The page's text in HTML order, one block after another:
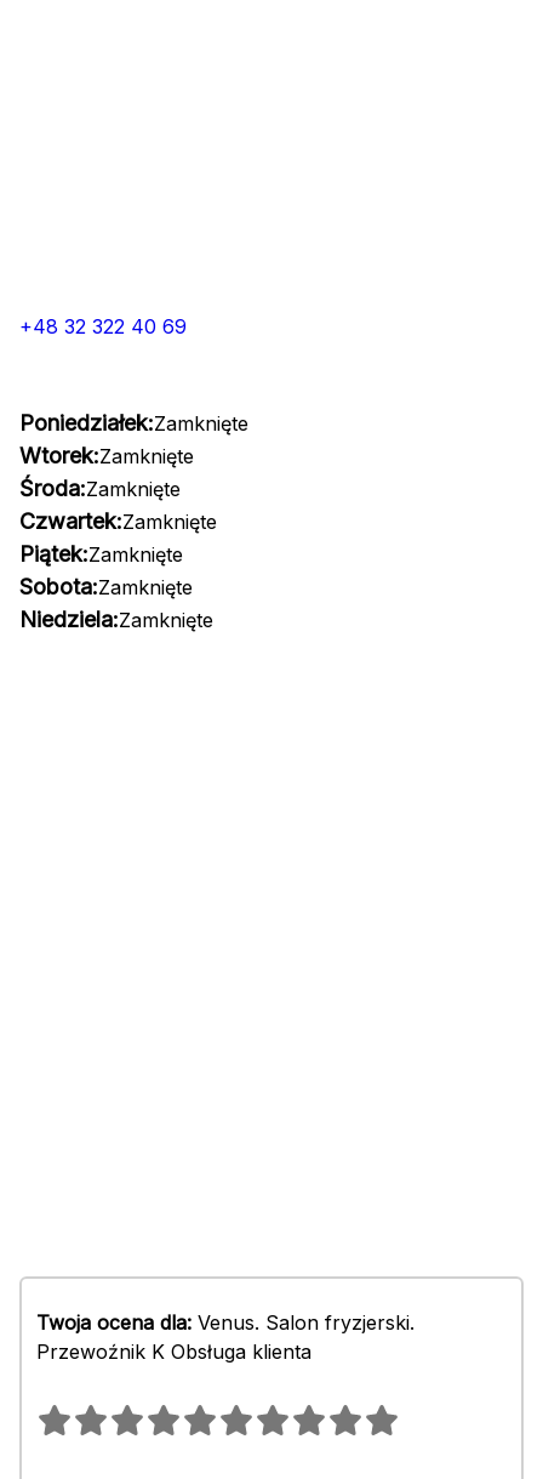
+48 32 322 40 69
Poniedziałek:Zamknięte
Wtorek:Zamknięte
Środa:Zamknięte
Czwartek:Zamknięte
Piątek:Zamknięte
Sobota:Zamknięte
Niedziela:Zamknięte
Twoja ocena dla: Venus. Salon fryzjerski.
Przewoźnik K Obsługa klienta